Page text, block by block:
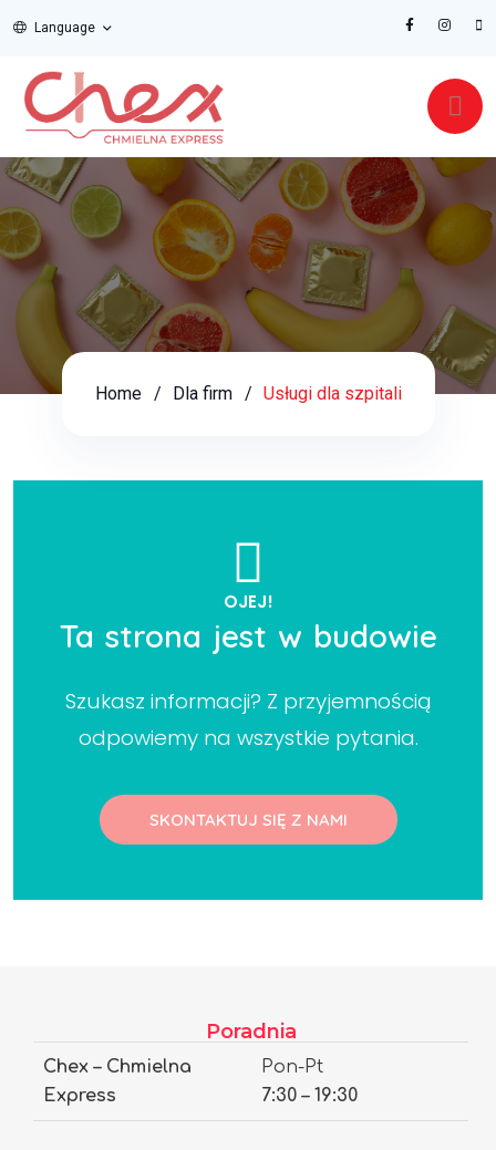
Language
Home Dla firm Usługi dla szpitali
OJEJ!
Ta strona jest w budowie
Szukasz informacji? Z przyjemnością
odpowiemy na wszystkie pytania.
SKONTAKTUJ SIĘ Z NAMI
Poradnia
Chex – Chmielna
Express
Pon-Pt
7:30 – 19:30